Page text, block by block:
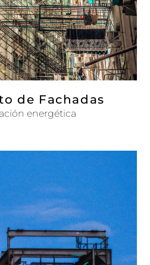
de Fachadas
energética